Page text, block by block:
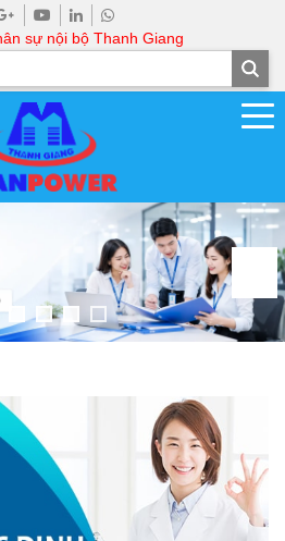
sự nội bộ Thanh Giang